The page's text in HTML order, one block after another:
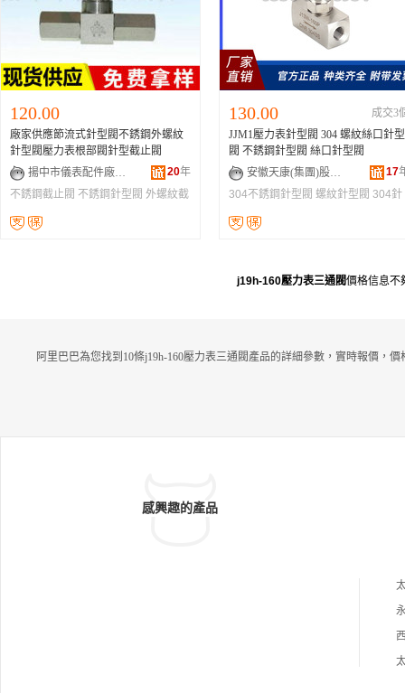
120.00
廠家供應節流式針型閥不銹鋼外螺紋
針型閥壓力表根部閥針型截止閥
揚中市儀表配件廠有限公司
20年
不銹鋼截止閥 不銹鋼針型閥 外螺紋截
130.00
成交3
JJM1壓力表針型閥 304 螺紋絲口針型
閥 不銹鋼針型閥 絲口針型閥
安徽天康(集團)股份有限公司
17
304不銹鋼針型閥 螺紋針型閥 304針
j19h-160壓力表三通閥價格信息不
阿里巴巴為您找到10條j19h-160壓力表三通閥產品的詳細參數，實時報價，
感興趣的產品